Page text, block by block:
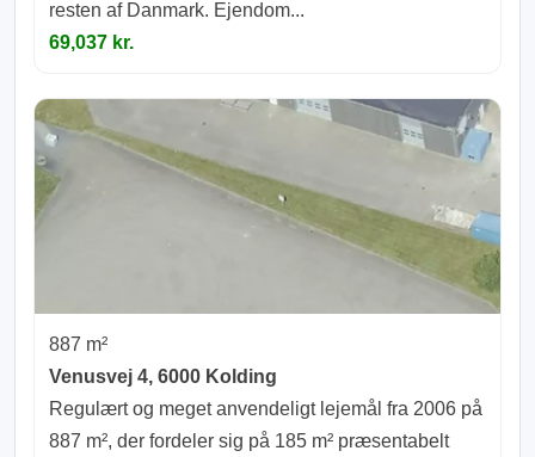
resten af Danmark. Ejendom...
69,037 kr.
887 m²
Venusvej 4, 6000 Kolding
Regulært og meget anvendeligt lejemål fra 2006 på
887 m², der fordeler sig på 185 m² præsentabelt